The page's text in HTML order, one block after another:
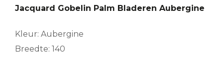
Jacquard Gobelin Palm Bladeren Aubergine
Kleur: Aubergine
Breedte: 140